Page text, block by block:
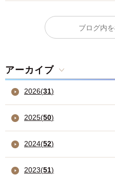
アーカイブ
2026(31)
2025(50)
2024(52)
2023(51)